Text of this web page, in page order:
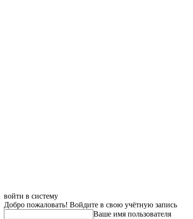
войти в систему
Добро пожаловать! Войдите в свою учётную запись
Ваше имя пользователя